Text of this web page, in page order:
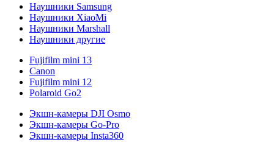
Наушники Samsung
Наушники XiaoMi
Наушники Marshall
Наушники другие
Fujifilm mini 13
Canon
Fujifilm mini 12
Polaroid Go2
Экшн-камеры DJI Osmo
Экшн-камеры Go-Pro
Экшн-камеры Insta360